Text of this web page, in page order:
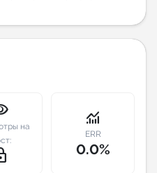
в Telegram
на
monitoring
ERR
0.0%